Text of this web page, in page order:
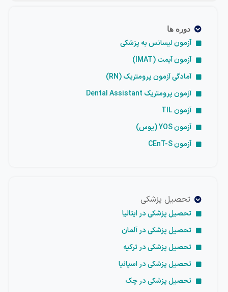
دوره ها
آزمون لیسانس به پزشکی
آزمون آیمت (IMAT)
آمادگی آزمون پرومتریک (RN)
آزمون پرومتریک Dental Assistant
آزمون TIL
آزمون YOS (یوس)
آزمون CEnT-S
تحصیل پزشکی
تحصیل پزشکی در ایتالیا
تحصیل پزشکی در آلمان
تحصیل پزشکی در ترکیه
تحصیل پزشکی در اسپانیا
تحصیل پزشکی در چک